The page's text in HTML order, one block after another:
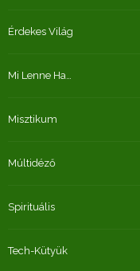
Érdekes Világ
Mi Lenne Ha…
Misztikum
Múltidéző
Spirituális
Tech-Kütyük